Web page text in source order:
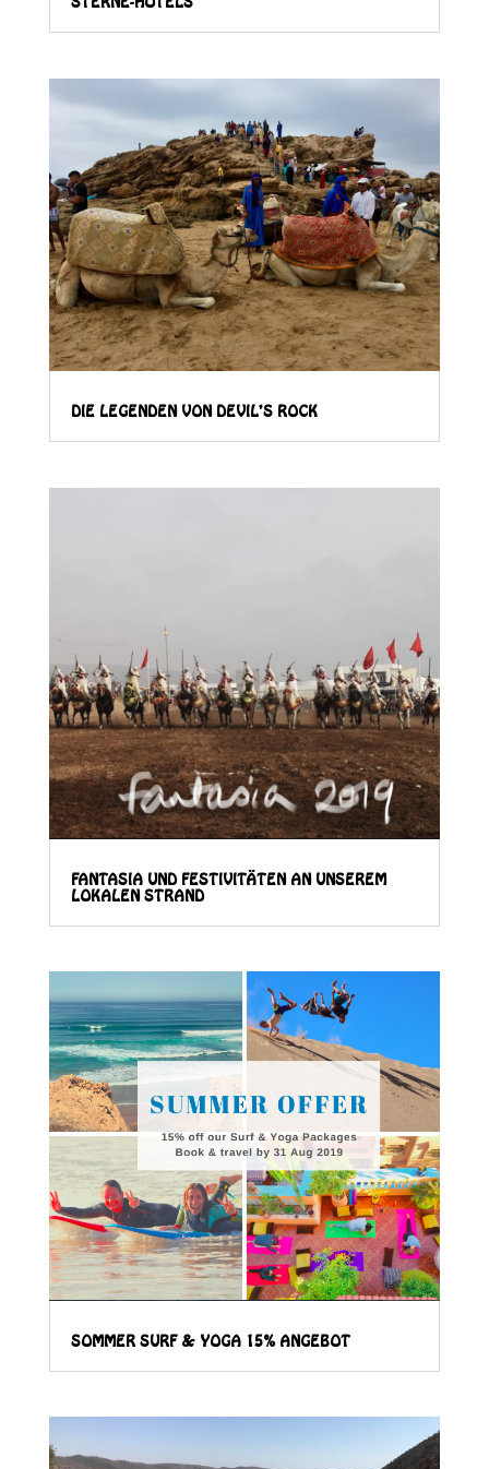
STERNE-HOTELS
DIE LEGENDEN VON DEVIL’S ROCK
FANTASIA UND FESTIVITÄTEN AN UNSEREM
LOKALEN STRAND
SOMMER SURF & YOGA 15% ANGEBOT